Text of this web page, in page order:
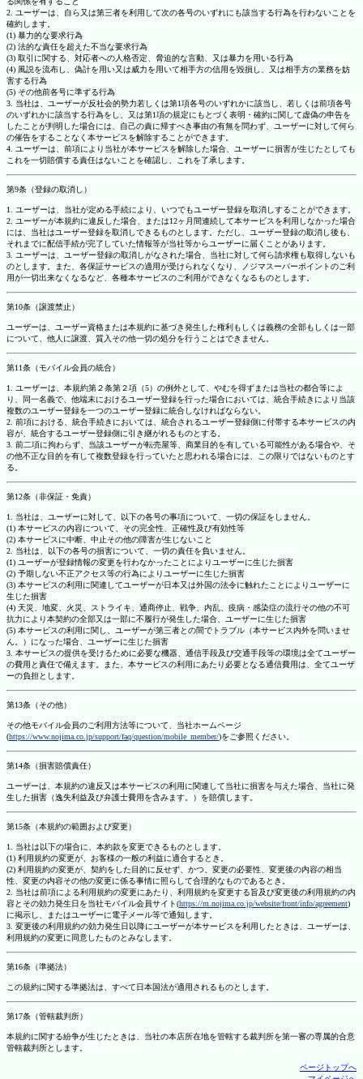
2. ユーザーは、自ら又は第三者を利用して次の各号のいずれにも該当する行為を行わないことを
確約します。
(1) 暴力的な要求行為
(2) 法的な責任を超えた不当な要求行為
(3) 取引に関する、対応者への人格否定、脅迫的な言動、又は暴力を用いる行為
(4) 風説を流布し、偽計を用い又は威力を用いて相手方の信用を毀損し、又は相手方の業務を妨
害する行為
(5) その他前各号に準ずる行為
3. 当社は、ユーザーが反社会的勢力若しくは第1項各号のいずれかに該当し、若しくは前項各号
のいずれかに該当する行為をし、又は第1項の規定にもとづく表明・確約に関して虚偽の申告を
したことが判明した場合には、自己の責に帰すべき事由の有無を問わず、ユーザーに対して何ら
の催告をすることなく本サービスを解除することができます。
4. ユーザーは、前項により当社が本サービスを解除した場合、ユーザーに損害が生じたとしても
これを一切賠償する責任はないことを確認し、これを了承します。
第9条（登録の取消し）
1. ユーザーは、当社が定める手続により、いつでもユーザー登録を取消しすることができます。
2. ユーザーが本規約に違反した場合、または12ヶ月間連続して本サービスを利用しなかった場合
には、当社はユーザー登録を取消しできるものとします。ただし、ユーザー登録の取消し後も、
それまでに配信手続が完了していた情報等が当社等からユーザーに届くことがあります。
3. ユーザーは、ユーザー登録の取消しがなされた場合、当社に対して何ら請求権も取得しないも
のとします。また、各保証サービスの適用が受けられなくなり、ノジマスーパーポイントのご利
用が一切出来なくなるなど、各種本サービスのご利用ができなくなるものとします。
第10条（譲渡禁止）
ユーザーは、ユーザー資格または本規約に基づき発生した権利もしくは義務の全部もしくは一部
について、他人に譲渡、質入その他一切の処分を行うことはできません。
第11条（モバイル会員の統合）
1. ユーザーは、本規約第２条第２項（5）の例外として、やむを得ずまたは当社の都合等によ
り、同一名義で、他端末におけるユーザー登録を行った場合においては、統合手続きにより当該
複数のユーザー登録を一つのユーザー登録に統合しなければならない。
2. 前項における、統合手続きにおいては、統合されるユーザー登録側に付帯する本サービスの内
容が、統合するユーザー登録側に引き継がれるものとする。
3. 前二項に拘わらず、当該ユーザーが転売屋等、商業目的を有している可能性がある場合や、そ
の他不正な目的を有して複数登録を行っていたと思われる場合には、この限りではないものとす
る。
第12条（非保証・免責）
1. 当社は、ユーザーに対して、以下の各号の事項について、一切の保証をしません。
(1) 本サービスの内容について、その完全性、正確性及び有効性等
(2) 本サービスに中断、中止その他の障害が生じないこと
2. 当社は、以下の各号の損害について、一切の責任を負いません。
(1) ユーザーが登録情報の変更を行わなかったことによりユーザーに生じた損害
(2) 予期しない不正アクセス等の行為によりユーザーに生じた損害
(3) 本サービスの利用に関連してユーザーが日本又は外国の法令に触れたことによりユーザーに
生じた損害
(4) 天災、地変、火災、ストライキ、通商停止、戦争、内乱、疫病・感染症の流行その他の不可
抗力により本契約の全部又は一部に不履行が発生した場合、ユーザーに生じた損害
(5) 本サービスの利用に関し、ユーザーが第三者との間でトラブル（本サービス内外を問いませ
ん。）になった場合、ユーザーに生じた損害
3. 本サービスの提供を受けるために必要な機器、通信手段及び交通手段等の環境は全てユーザー
の費用と責任で備えます。また、本サービスの利用にあたり必要となる通信費用は、全てユーザ
ーの負担とします。
第13条（その他）
その他モバイル会員のご利用方法等について、当社ホームページ
(https://www.nojima.co.jp/support/faq/question/mobile_member/)をご参照ください。
第14条（損害賠償責任）
ユーザーは、本規約の違反又は本サービスの利用に関連して当社に損害を与えた場合、当社に発
生した損害（逸失利益及び弁護士費用を含みます。）を賠償します。
第15条（本規約の範囲および変更）
1. 当社は以下の場合に、本約款を変更できるものとします。
(1) 利用規約の変更が、お客様の一般の利益に適合するとき。
(2) 利用規約の変更が、契約をした目的に反せず、かつ、変更の必要性、変更後の内容の相当
性、変更の内容その他の変更に係る事情に照らして合理的なものであるとき。
2. 当社は前項による利用規約の変更にあたり、利用規約を変更する旨及び変更後の利用規約の内
容とその効力発生日を当社モバイル会員サイト(https://m.nojima.co.jp/website/front/info/agreement)
に掲示し、またはユーザーに電子メール等で通知します。
3. 変更後の利用規約の効力発生日以降にユーザーが本サービスを利用したときは、ユーザーは、
利用規約の変更に同意したものとみなします。
第16条（準拠法）
この規約に関する準拠法は、すべて日本国法が適用されるものとします。
第17条（管轄裁判所）
本規約に関する紛争が生じたときは、当社の本店所在地を管轄する裁判所を第一審の専属的合意
管轄裁判所とします。
ページトップへ